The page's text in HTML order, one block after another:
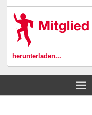
herunterladen...